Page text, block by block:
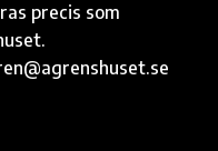
precis som